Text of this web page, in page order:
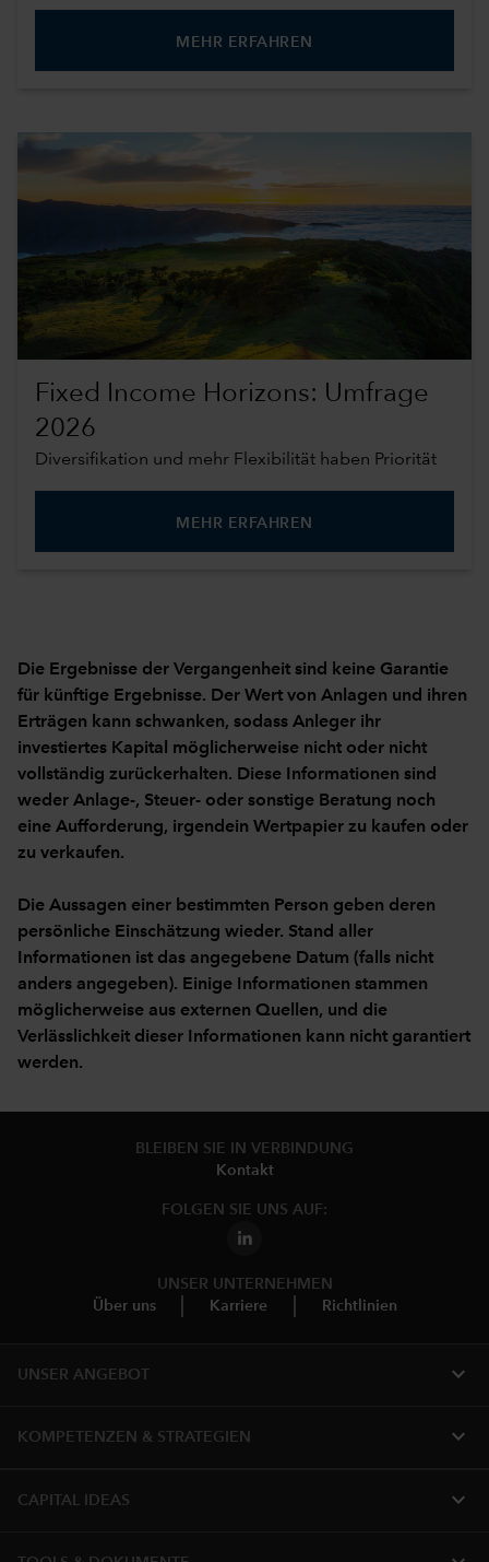
MEHR ERFAHREN
Fixed Income Horizons: Umfrage
2026
Diversifikation und mehr Flexibilität haben Priorität
MEHR ERFAHREN
Die Ergebnisse der Vergangenheit sind keine Garantie
für künftige Ergebnisse. Der Wert von Anlagen und ihren
Erträgen kann schwanken, sodass Anleger ihr
investiertes Kapital möglicherweise nicht oder nicht
vollständig zurückerhalten. Diese Informationen sind
weder Anlage-, Steuer- oder sonstige Beratung noch
eine Aufforderung, irgendein Wertpapier zu kaufen oder
zu verkaufen.
Die Aussagen einer bestimmten Person geben deren
persönliche Einschätzung wieder. Stand aller
Informationen ist das angegebene Datum (falls nicht
anders angegeben). Einige Informationen stammen
möglicherweise aus externen Quellen, und die
Verlässlichkeit dieser Informationen kann nicht garantiert
werden.
BLEIBEN SIE IN VERBINDUNG
Kontakt
FOLGEN SIE UNS AUF:
UNSER UNTERNEHMEN
Über uns
Karriere Richtlinien
UNSER ANGEBOT expand_more
KOMPETENZEN & STRATEGIEN expand_more
CAPITAL IDEAS expand_more